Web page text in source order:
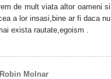
de mult viata altor oameni si
a lor insasi,bine ar fi daca nu
exista rautate,egoism .
Robin Molnar